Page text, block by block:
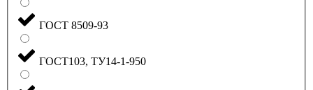
ГОСТ 8509-93
ГОСТ103, ТУ14-1-950